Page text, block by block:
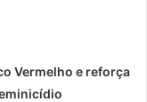
Vermelho e reforça